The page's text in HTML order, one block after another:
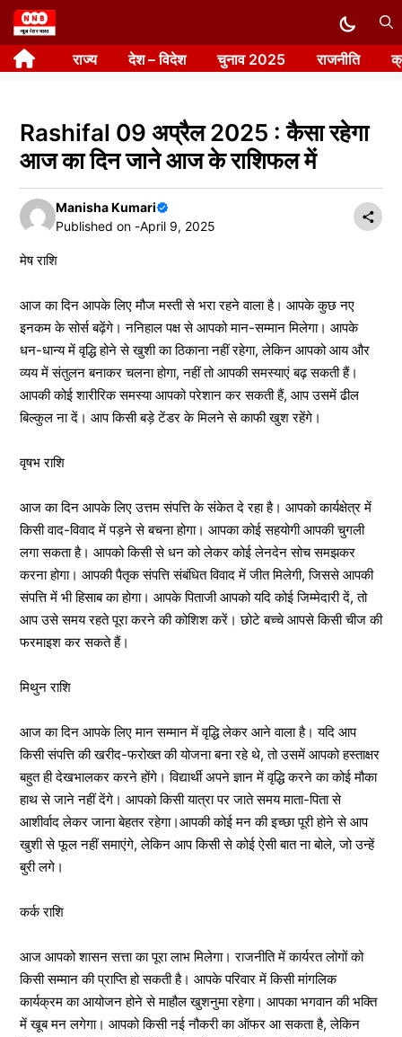
Skip
to
content राज्य देश – विदेश चुनाव 2025 राजनीति
Rashifal 09 अप्रैल 2025 : कैसा रहेगा
आज का दिन जाने आज के राशिफल में
Manisha Kumari
Published on -April 9, 2025
मेष राशि
आज का दिन आपके लिए मौज मस्ती से भरा रहने वाला है। आपके कुछ नए
इनकम के सोर्स बढ़ेंगे। ननिहाल पक्ष से आपको मान-सम्मान मिलेगा। आपके
धन-धान्य में वृद्धि होने से खुशी का ठिकाना नहीं रहेगा, लेकिन आपको आय और
व्यय में संतुलन बनाकर चलना होगा, नहीं तो आपकी समस्याएं बढ़ सकती हैं।
आपकी कोई शारीरिक समस्या आपको परेशान कर सकती हैं, आप उसमें ढील
बिल्कुल ना दें। आप किसी बड़े टेंडर के मिलने से काफी खुश रहेंगे।
वृषभ राशि
आज का दिन आपके लिए उत्तम संपत्ति के संकेत दे रहा है। आपको कार्यक्षेत्र में
किसी वाद-विवाद में पड़ने से बचना होगा। आपका कोई सहयोगी आपकी चुगली
लगा सकता है। आपको किसी से धन को लेकर कोई लेनदेन सोच समझकर
करना होगा। आपकी पैतृक संपत्ति संबंधित विवाद में जीत मिलेगी, जिससे आपकी
संपत्ति में भी हिसाब का होगा। आपके पिताजी आपको यदि कोई जिम्मेदारी दें, तो
आप उसे समय रहते पूरा करने की कोशिश करें। छोटे बच्चे आपसे किसी चीज की
फरमाइश कर सकते हैं।
मिथुन राशि
आज का दिन आपके लिए मान सम्मान में वृद्धि लेकर आने वाला है। यदि आप
किसी संपत्ति की खरीद-फरोख्त की योजना बना रहे थे, तो उसमें आपको हस्ताक्षर
बहुत ही देखभालकर करने होंगे। विद्यार्थी अपने ज्ञान में वृद्धि करने का कोई मौका
हाथ से जाने नहीं देंगे। आपको किसी यात्रा पर जाते समय माता-पिता से
आशीर्वाद लेकर जाना बेहतर रहेगा।आपकी कोई मन की इच्छा पूरी होने से आप
खुशी से फूल नहीं समाएंगे, लेकिन आप किसी से कोई ऐसी बात ना बोले, जो उन्हें
बुरी लगे।
कर्क राशि
आज आपको शासन सत्ता का पूरा लाभ मिलेगा। राजनीति में कार्यरत लोगों को
किसी सम्मान की प्राप्ति हो सकती है। आपके परिवार में किसी मांगलिक
कार्यक्रम का आयोजन होने से माहौल खुशनुमा रहेगा। आपका भगवान की भक्ति
में खूब मन लगेगा। आपको किसी नई नौकरी का ऑफर आ सकता है, लेकिन